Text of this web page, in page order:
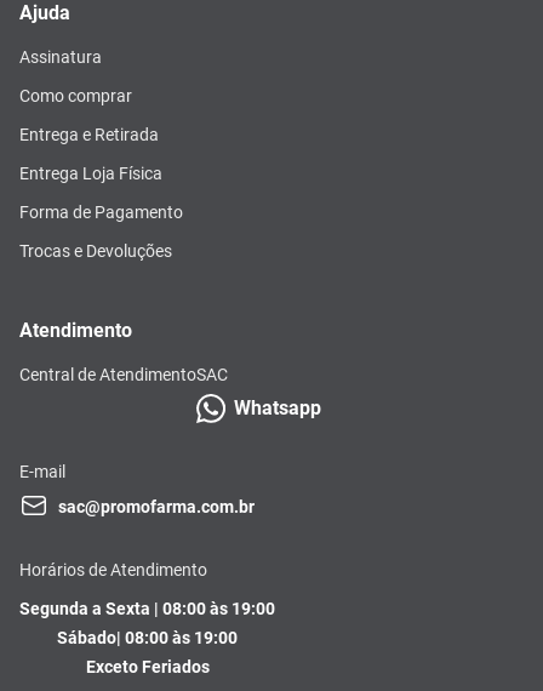
Ajuda
Assinatura
Como comprar
Entrega e Retirada
Entrega Loja Física
Forma de Pagamento
Trocas e Devoluções
Atendimento
Central de AtendimentoSAC
Whatsapp
E-mail
sac@promofarma.com.br
Horários de Atendimento
Segunda a Sexta | 08:00 às 19:00
Sábado| 08:00 às 19:00
Exceto Feriados